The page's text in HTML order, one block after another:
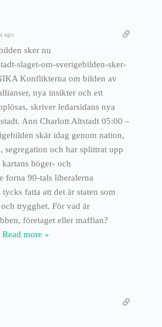
ago
sker nu
slaget-om-sverigebilden-sker-
Konflikterna om bilden av
nya insikter och ett
skriver ledarsidans nya
Ann Charlott Altstadt 05:00 –
skär idag genom nation,
segregation och har splittrat upp
höger- och
forna 90-tals liberalerna
fatta att det är staten som
trygghet. För vad är
företaget eller maffian?
Read more »